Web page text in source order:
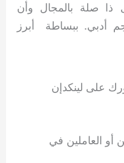
ذا صلة بالمجال وأن
أدبي. ببساطة أبرز
على لينكدإن
أو العاملين في